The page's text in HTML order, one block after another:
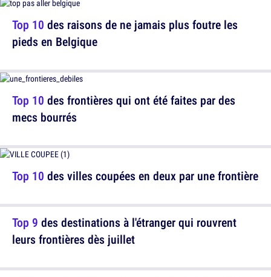
Top 10 des frontières qui ont été faites par des
mecs bourrés
Top 9 des destinations à l'étranger qui rouvrent
leurs frontières dès juillet
Top 10 des raisons de ne jamais plus foutre les
pieds en Belgique
Top 10 des villes coupées en deux par une frontière